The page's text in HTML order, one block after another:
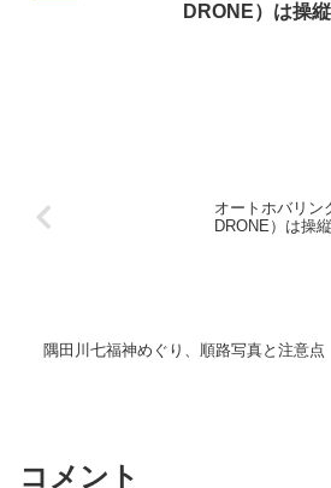
DRONE）は操
オートホバリン
DRONE）は操
隅田川七福神めぐり、順路写真と注意点
コメント